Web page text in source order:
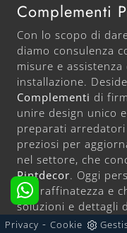
Complementi
Con lo scopo di
diamo consulenza
misure e
installazione.
Complementi di
unire design unico
preparati
preziosi per
nel settore, che
Pintdecor. Oggi
con raffinatezza e
soluzioni e dettagli
importante. Ti
Privacy - Cookie